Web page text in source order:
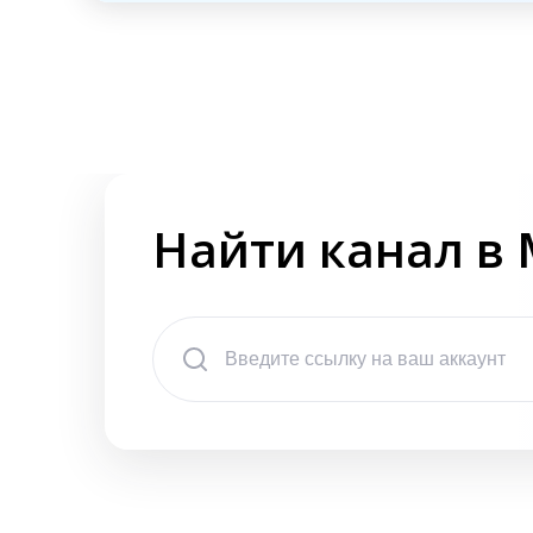
Найти канал в